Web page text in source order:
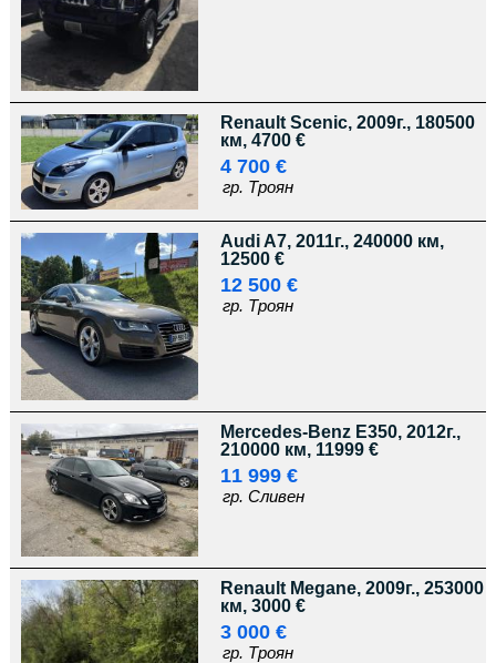
Renault Scenic, 2009г., 180500
км, 4700 €
4 700 €
гр. Троян
Audi A7, 2011г., 240000 км,
12500 €
12 500 €
гр. Троян
Mercedes-Benz E350, 2012г.,
210000 км, 11999 €
11 999 €
гр. Сливен
Renault Megane, 2009г., 253000
км, 3000 €
3 000 €
гр. Троян